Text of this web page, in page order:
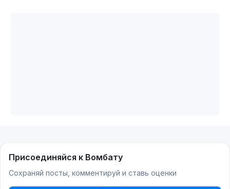
Присоединяйся к Вомбату
Сохраняй посты, комментируй и ставь оценки